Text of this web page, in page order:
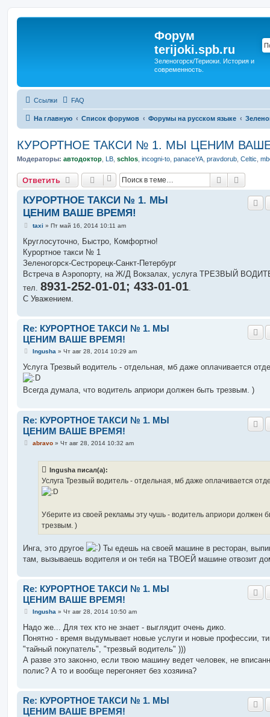
Форум
terijoki.spb.ru
Зеленогорск/Териоки. История и
современность.
Ссылки FAQ
На главную Список форумов Форумы на русском языке
КУРОРТНОЕ ТАКСИ № 1. МЫ ЦЕНИМ
Модераторы: автодоктор LB schlos incogni-to panaceYA pravdorub Celtic
Ответить Поиск
КУРОРТНОЕ ТАКСИ № 1. МЫ
ЦЕНИМ ВАШЕ ВРЕМЯ!
С
о
б
щ
е
и
taxi » Пт май 16, 2014 10:11 am
Круглосуточно, Быстро, Комфортно!
Курортное такси № 1
Зеленогорск-Сестрорецк-Санкт-Петербург
Встреча в Аэропорту, на Ж/Д Вокзалах, услуга ТРЕЗВЫЙ
тел. 8931-252-01-01; 433-01-01.
С Уважением.
Re: КУРОРТНОЕ ТАКСИ № 1. МЫ
ЦЕНИМ ВАШЕ ВРЕМЯ!
С
о
б
щ
н
Ingusha » Чт авг 28, 2014 10:29 am
Услуга Трезвый водитель - отдельная, мб даже оплачивается
Всегда думала, что водитель априори должен быть трезвым. )
Re: КУРОРТНОЕ ТАКСИ № 1. МЫ
ЦЕНИМ ВАШЕ ВРЕМЯ!
Сabravo» Чт авг 28, 2014 10:32 am
Ingusha писал(а):
Услуга Трезвый водитель - отдельная, мб даже оплачивается
Уберите из своей рекламы эту чушь - водитель априори должен
трезвым. )
Инга, это другое
Ты едешь на своей машине в ресторан,
там, вызываешь водителя и он тебя на ТВОЕЙ машине отвозит
Re: КУРОРТНОЕ ТАКСИ № 1. МЫ
ЦЕНИМ ВАШЕ ВРЕМЯ!
С
о
б
щ
е
и
е
Ingusha » Чт авг 28, 2014 10:50 am
Надо же... Для тех кто не знает - выглядит очень дико.
Понятно - время выдумывает новые услуги и новые профессии,
"тайный покупатель", "трезвый водитель" )))
А разве это законно, если твою машину ведет человек, не
полис? А то и вообще перегоняет без хозяина?
Re: КУРОРТНОЕ ТАКСИ № 1. МЫ
ЦЕНИМ ВАШЕ ВРЕМЯ!